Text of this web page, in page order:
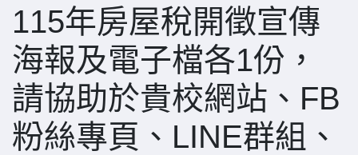
115年房屋稅開徵宣傳
海報及電子檔各1份，
請協助於貴校網站、FB
粉絲專頁、LINE群組、